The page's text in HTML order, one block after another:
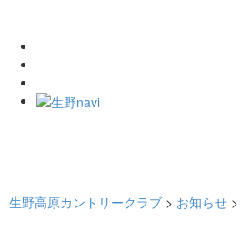
生野高原カントリークラブ > お知らせ >